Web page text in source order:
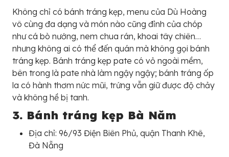
Không chỉ có bánh tráng kẹp, menu của Dù Hoàng
vô cùng đa dạng và món nào cũng đỉnh của chóp
như cá bò nướng, nem chua rán, khoai tây chiên…
nhưng không ai có thể đến quán mà không gọi bánh
tráng kẹp. Bánh tráng kẹp pate có vỏ ngoài mềm,
bên trong là pate nhà làm ngậy ngậy; bánh tráng ốp
la có hành thơm nức mũi, trứng vẫn giữ được độ chảy
và không hề bị tanh.
3. Bánh tráng kẹp Bà Năm
Địa chỉ: 96/93 Điện Biên Phủ, quận Thanh Khê,
Đà Nẵng